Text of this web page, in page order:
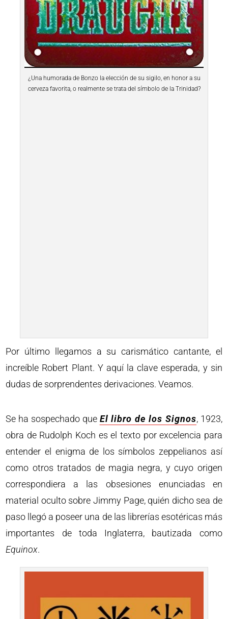
¿Una humorada de Bonzo la elección de su sigilo, en honor a su
cerveza favorita, o realmente se trata del símbolo de la Trinidad?
Por último llegamos a su carismático cantante, el
increíble Robert Plant. Y aquí la clave esperada, y sin
dudas de sorprendentes derivaciones. Veamos.
Se ha sospechado que El libro de los Signos, 1923,
obra de Rudolph Koch es el texto por excelencia para
entender el enigma de los símbolos zeppelianos así
como otros tratados de magia negra, y cuyo origen
correspondiera a las obsesiones enunciadas en
material oculto sobre Jimmy Page, quién dicho sea de
paso llegó a poseer una de las librerías esotéricas más
importantes de toda Inglaterra, bautizada como
Equinox.